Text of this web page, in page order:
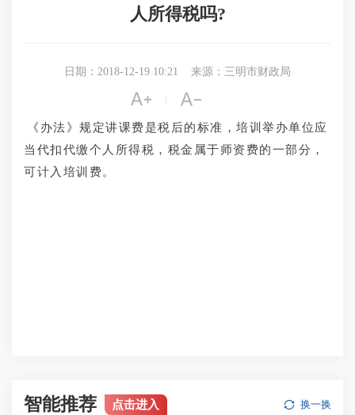
人所得税吗?
日期：2018-12-19 10:21 来源：三明市财政局
 
《办法》规定讲课费是税后的标准，培训举办单位应
当代扣代缴个人所得税，税金属于师资费的一部分，
可计入培训费。
智能推荐 点击进入 换一换